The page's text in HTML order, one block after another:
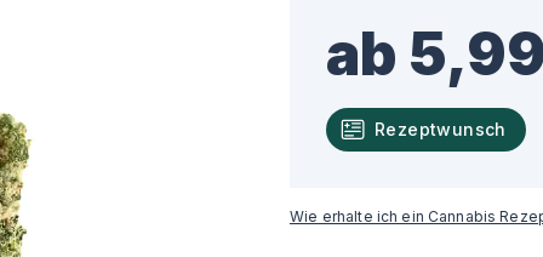
ab
Rezeptwunsch
Wie erhalte ich ein Cannabis